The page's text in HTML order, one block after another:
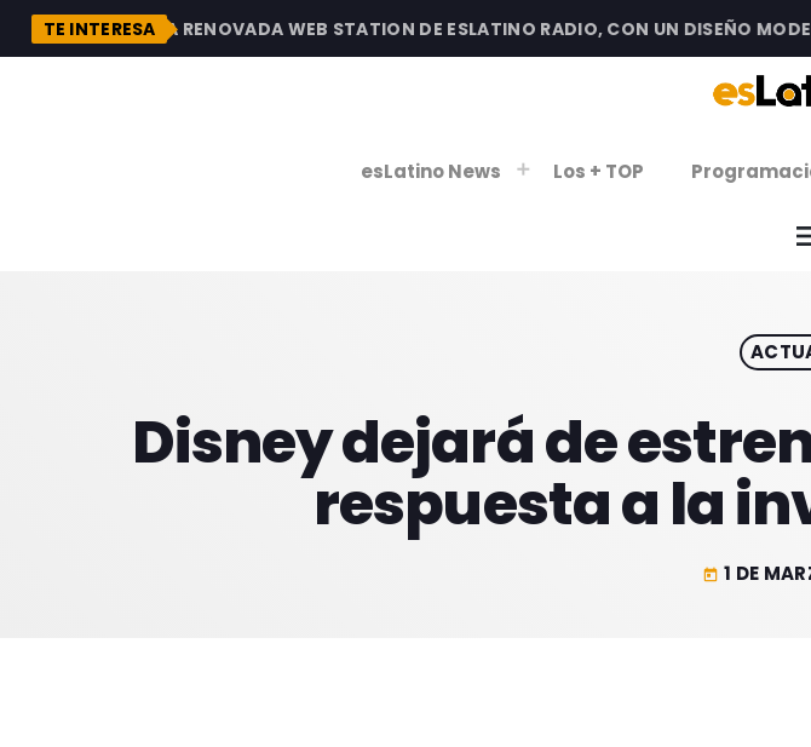
TE INTERESA
DESCUBRE LA RENOVADA WEB STATION DE ESLATINO RADIO, CON UN DISEÑO
esLatino News Los + TOP
Disney dejará de
respuesta a la
today 1 DE